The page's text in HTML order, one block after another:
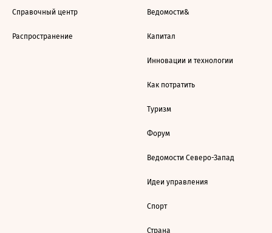
Справочный центр
Распространение
Ведомости&
Капитал
Инновации и технологии
Как потратить
Туризм
Форум
Ведомости Северо-Запад
Идеи управления
Спорт
Страна